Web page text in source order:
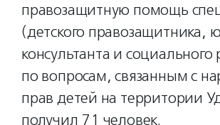
правозащитную помощь
(детского правозащитника,
консультанта и социального
по вопросам, связанным с
прав детей на территории
получил 71 человек.